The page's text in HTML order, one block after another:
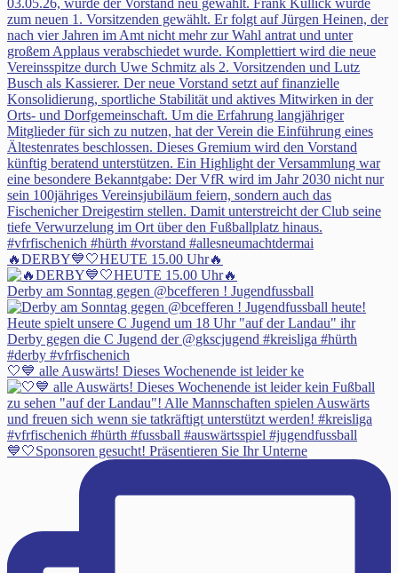
🔥DERBY💙🤍HEUTE 15.00 Uhr🔥
Derby am Sonntag gegen @bcefferen ! Jugendfussball
🤍💙 alle Auswärts! Dieses Wochenende ist leider ke
💙🤍Sponsoren gesucht! Präsentieren Sie Ihr Unterne